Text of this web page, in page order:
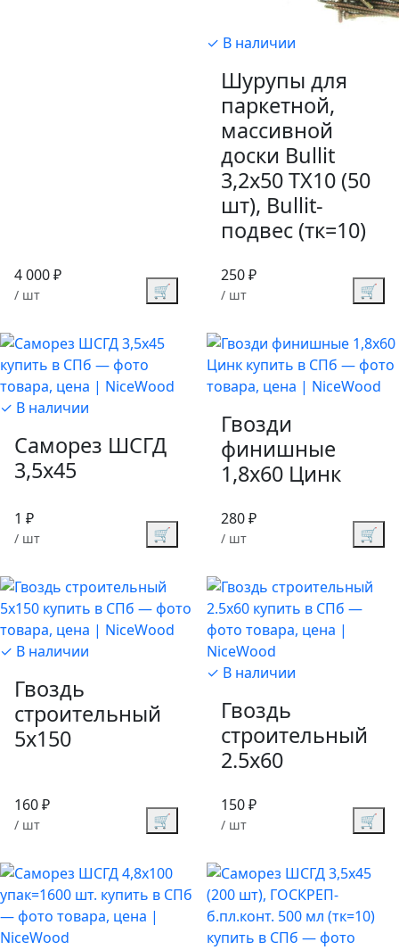
4 000 ₽
/ шт 🛒
✓ В наличии
Шурупы для
паркетной,
массивной
доски Bullit
3,2х50 TX10 (50
шт), Bullit-
подвес (тк=10)
250 ₽
/ шт 🛒
✓ В наличии
Саморез ШСГД
3,5х45
1 ₽
/ шт 🛒
Гвозди
финишные
1,8х60 Цинк
280 ₽
/ шт 🛒
✓ В наличии
Гвоздь
строительный
5х150
160 ₽
/ шт 🛒
✓ В наличии
Гвоздь
строительный
2.5х60
150 ₽
/ шт 🛒